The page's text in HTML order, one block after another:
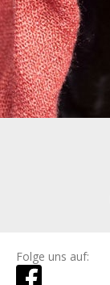
Folge uns auf: